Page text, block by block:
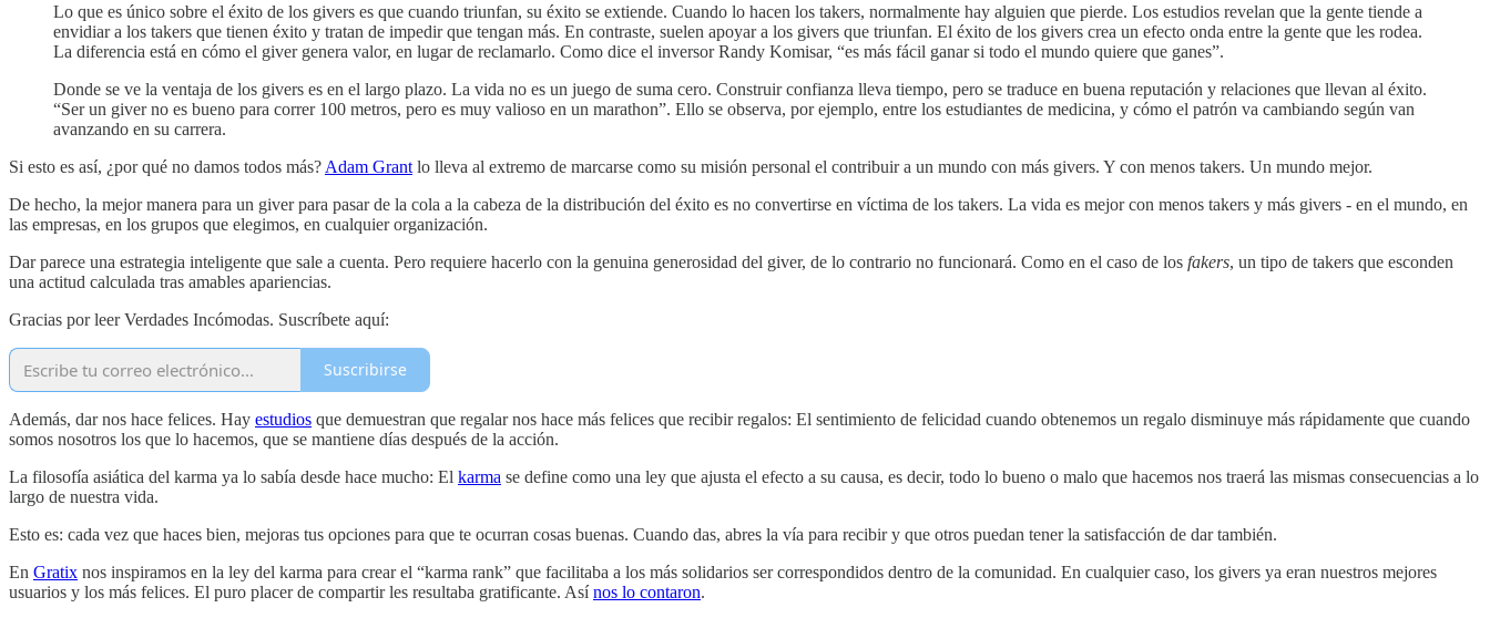
Lo que es único sobre el éxito de los givers es que cuando triunfan, su éxito se extiende. Cuando lo hacen los takers, normalmente hay alguien que pierde. Los estudios revelan que la gente tiende a
envidiar a los takers que tienen éxito y tratan de impedir que tengan más. En contraste, suelen apoyar a los givers que triunfan. El éxito de los givers crea un efecto onda entre la gente que les rodea.
La diferencia está en cómo el giver genera valor, en lugar de reclamarlo. Como dice el inversor Randy Komisar, “es más fácil ganar si todo el mundo quiere que ganes”.
Donde se ve la ventaja de los givers es en el largo plazo. La vida no es un juego de suma cero. Construir confianza lleva tiempo, pero se traduce en buena reputación y relaciones que llevan al éxito.
“Ser un giver no es bueno para correr 100 metros, pero es muy valioso en un marathon”. Ello se observa, por ejemplo, entre los estudiantes de medicina, y cómo el patrón va cambiando según van
avanzando en su carrera.
Si esto es así, ¿por qué no damos todos más? Adam Grant lo lleva al extremo de marcarse como su misión personal el contribuir a un mundo con más givers. Y con menos takers. Un mundo mejor.
De hecho, la mejor manera para un giver para pasar de la cola a la cabeza de la distribución del éxito es no convertirse en víctima de los takers. La vida es mejor con menos takers y más givers - en el mundo, en
las empresas, en los grupos que elegimos, en cualquier organización.
Dar parece una estrategia inteligente que sale a cuenta. Pero requiere hacerlo con la genuina generosidad del giver, de lo contrario no funcionará. Como en el caso de los fakers, un tipo de takers que esconden
una actitud calculada tras amables apariencias.
Gracias por leer Verdades Incómodas. Suscríbete aquí:
Suscribirse
Además, dar nos hace felices. Hay estudios que demuestran que regalar nos hace más felices que recibir regalos: El sentimiento de felicidad cuando obtenemos un regalo disminuye más rápidamente que cuando
somos nosotros los que lo hacemos, que se mantiene días después de la acción.
La filosofía asiática del karma ya lo sabía desde hace mucho: El karma se define como una ley que ajusta el efecto a su causa, es decir, todo lo bueno o malo que hacemos nos traerá las mismas consecuencias a lo
largo de nuestra vida.
Esto es: cada vez que haces bien, mejoras tus opciones para que te ocurran cosas buenas. Cuando das, abres la vía para recibir y que otros puedan tener la satisfacción de dar también.
En Gratix nos inspiramos en la ley del karma para crear el “karma rank” que facilitaba a los más solidarios ser correspondidos dentro de la comunidad. En cualquier caso, los givers ya eran nuestros mejores
usuarios y los más felices. El puro placer de compartir les resultaba gratificante. Asínos lo contaron.